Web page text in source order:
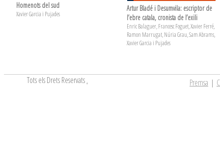
Homenots del sud
Xavier Garcia i Pujades
Artur Bladé i Desumvila: escriptor de
l’ebre catala, cronista de l’exili
Enric Balaguer, Francesc Foguet, Xavier Ferré,
Ramon Marrugat, Núria Grau, Sam Abrams,
Xavier Garcia i Pujades
Tots els Drets Reservats. Premsa |